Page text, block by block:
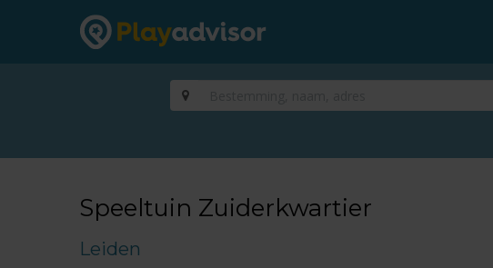
Speeltuin Zuiderkwartier
Leiden